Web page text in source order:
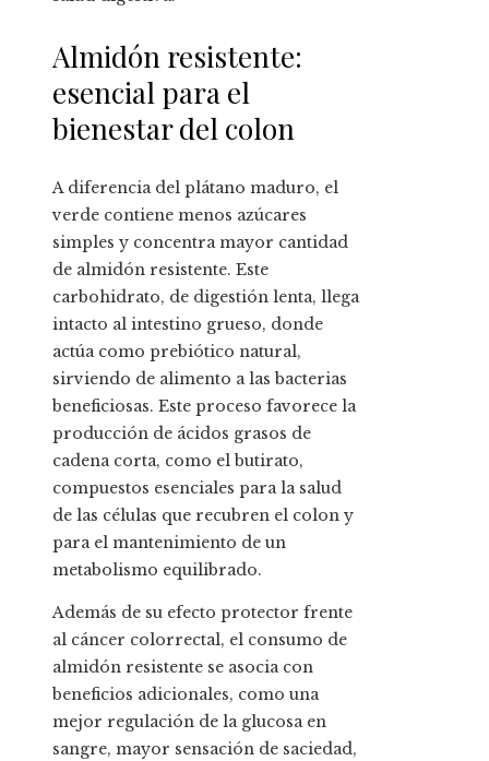
Almidón resistente:
esencial para el
bienestar del colon
A diferencia del plátano maduro, el
verde contiene menos azúcares
simples y concentra mayor cantidad
de almidón resistente. Este
carbohidrato, de digestión lenta, llega
intacto al intestino grueso, donde
actúa como prebiótico natural,
sirviendo de alimento a las bacterias
beneficiosas. Este proceso favorece la
producción de ácidos grasos de
cadena corta, como el butirato,
compuestos esenciales para la salud
de las células que recubren el colon y
para el mantenimiento de un
metabolismo equilibrado.
Además de su efecto protector frente
al cáncer colorrectal, el consumo de
almidón resistente se asocia con
beneficios adicionales, como una
mejor regulación de la glucosa en
sangre, mayor sensación de saciedad,